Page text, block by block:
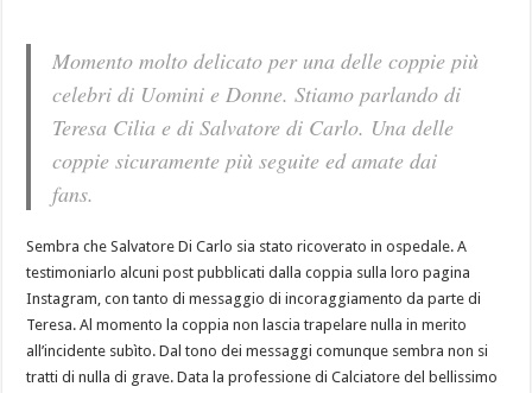
Momento molto delicato per una delle coppie più
celebri di Uomini e Donne. Stiamo parlando di
Teresa Cilia e di Salvatore di Carlo. Una delle
coppie sicuramente più seguite ed amate dai
fans.
Sembra che Salvatore Di Carlo sia stato ricoverato in ospedale. A
testimoniarlo alcuni post pubblicati dalla coppia sulla loro pagina
Instagram, con tanto di messaggio di incoraggiamento da parte di
Teresa. Al momento la coppia non lascia trapelare nulla in merito
all’incidente subìto. Dal tono dei messaggi comunque sembra non si
tratti di nulla di grave. Data la professione di Calciatore del bellissimo